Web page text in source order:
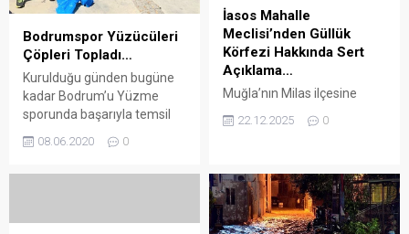
Şubesi Başkanı olan Orhan
Dinç, TURMEPA Bodrum
Şubesi Yönetim Kurulu
Başkanlığı’na seçildi. Genel...
Muğla Büyükşehir Belediyesi
Zeytin Ağacı Çevre
Ödülleri’ni de Cumhuriyet
Gazetesi Genel Yayın
yönetmeni Aykut
Bodrumspor Yüzücüleri
Çöpleri Topladı…
Kurulduğu günden bugüne
kadar Bodrum’u Yüzme
sporunda başarıyla temsil
eden Bodrumspor Yüzme
Şubesi Master Yüzücüleri,
etkinliği düzenlediler. Arena
08.06.2020 0
İasos Mahalle
Meclisi’nden Güllük
Körfezi Hakkında Sert
Açıklama…
Muğla’nın Milas ilçesine
Mahallesi’nde yapılmakta
açısından yeni bir
tartışmanın odağı haline
geldi.
22.12.2025 0